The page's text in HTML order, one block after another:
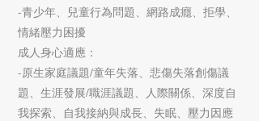
-青少年、兒童行為問題、網路成癮、拒學、
情緒壓力困擾
成人身心適應：
-原生家庭議題/童年失落、悲傷失落創傷議
題、生涯發展/職涯議題、人際關係、深度自
我探索、自我接納與成長、失眠、壓力因應